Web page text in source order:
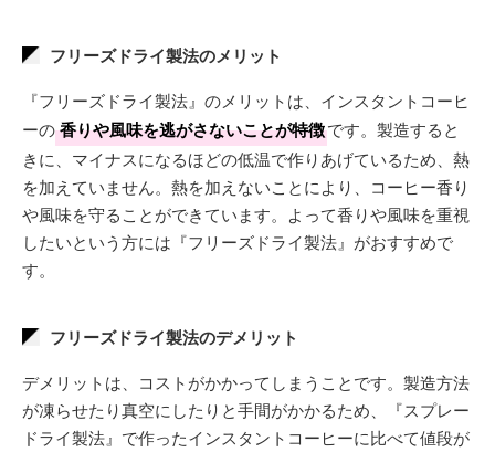
フリーズドライ製法のメリット
『フリーズドライ製法』のメリットは、インスタントコーヒ
ーの香りや風味を逃がさないことが特徴です。製造すると
きに、マイナスになるほどの低温で作りあげているため、熱
を加えていません。熱を加えないことにより、コーヒー香り
や風味を守ることができています。よって香りや風味を重視
したいという方には『フリーズドライ製法』がおすすめで
す。
フリーズドライ製法のデメリット
デメリットは、コストがかかってしまうことです。製造方法
が凍らせたり真空にしたりと手間がかかるため、『スプレー
ドライ製法』で作ったインスタントコーヒーに比べて値段が